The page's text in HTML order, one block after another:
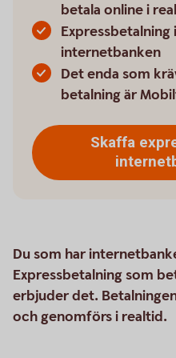
betala online i
internetbanken
Det enda som
betalning är
Skaffa
Du som har
Expressbetalning som
erbjuder det.
och genomförs i realtid.